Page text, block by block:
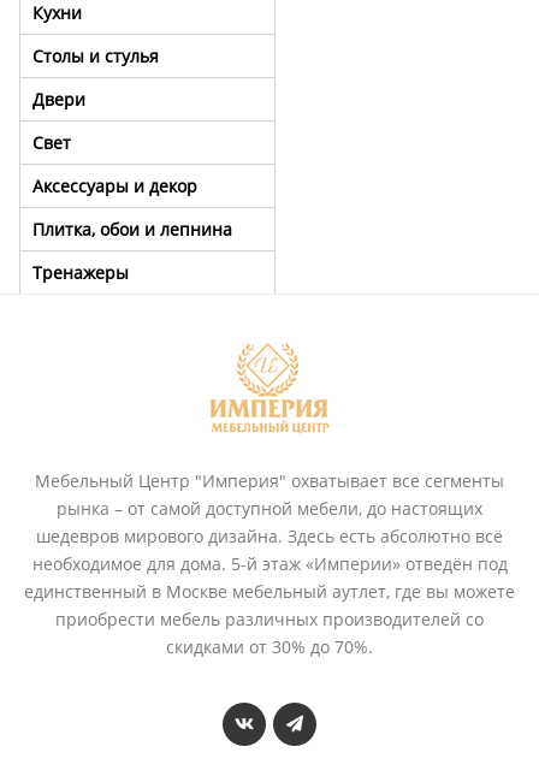
Кухни
Столы и стулья
Двери
Свет
Аксессуары и декор
Плитка, обои и лепнина
Тренажеры
Мебельный Центр "Империя" охватывает все сегменты
рынка – от самой доступной мебели, до настоящих
шедевров мирового дизайна. Здесь есть абсолютно всё
необходимое для дома. 5-й этаж «Империи» отведён под
единственный в Москве мебельный аутлет, где вы можете
приобрести мебель различных производителей со
скидками от 30% до 70%.